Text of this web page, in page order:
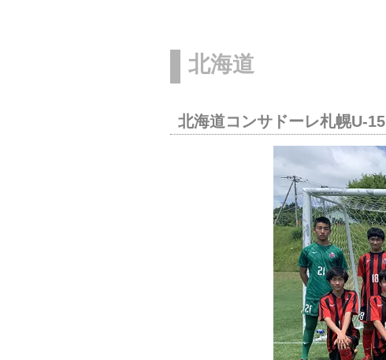
北海道
北海道コンサドーレ札幌U-15